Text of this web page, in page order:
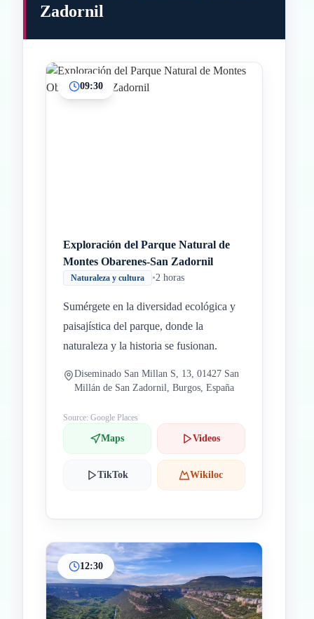
Zadornil
09:30
Exploración del Parque Natural de
Montes Obarenes-San Zadornil
Naturaleza y cultura •2 horas
Sumérgete en la diversidad ecológica y
paisajística del parque, donde la
naturaleza y la historia se fusionan.
Diseminado San Millan S, 13, 01427 San
Millán de San Zadornil, Burgos, España
Source: Google Places
Maps Videos
TikTok Wikiloc
12:30